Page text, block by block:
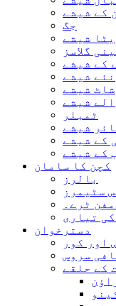
کے شیشے
جگ
شیشے
گلاسز
کے شیشے
نئے شیشے
شاٹ شیشے
شیشے
ٹمبلر
شیشے
کے شیشے
کے شیشے
کچن کا سامان
بالرز
سٹیمرز
ٹرے۔
تیاری
دسترخوان
اور کور
سروس
کے حلقے